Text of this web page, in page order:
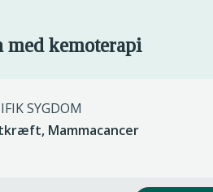
kemoterapi
SYGDOM
Mammacancer